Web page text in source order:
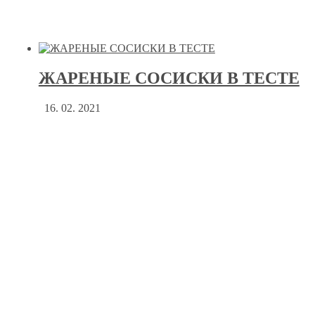
ЖАРЕНЫЕ СОСИСКИ В ТЕСТЕ
16. 02. 2021